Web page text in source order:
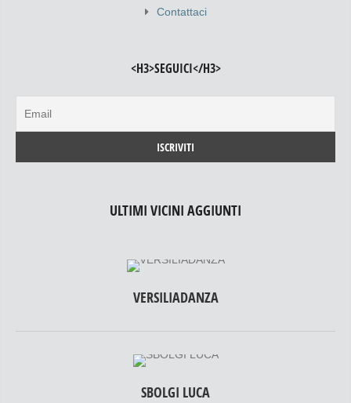
Contattaci
<H3>SEGUICI</H3>
ULTIMI VICINI AGGIUNTI
VERSILIADANZA
SBOLGI LUCA